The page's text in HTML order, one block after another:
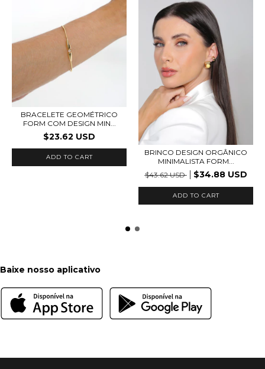
BRACELETE GEOMÉTRICO
FORM COM DESIGN MIN...
$23.62 USD
ADD TO CART
BRINCO DESIGN ORGÂNICO
MINIMALISTA FORM...
$43.62 USD
$34.88 USD
ADD TO CART
Baixe nosso aplicativo